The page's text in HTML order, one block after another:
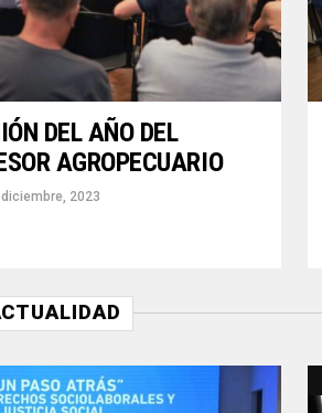
DEL AÑO DEL
AGROPECUARIO
2023